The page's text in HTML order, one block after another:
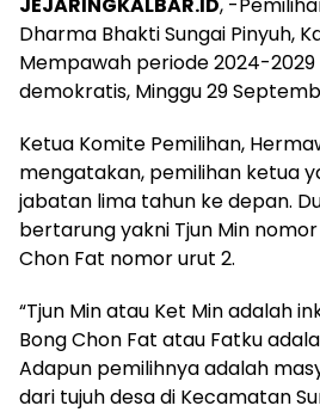
Dharma Bhakti Sungai Pinyuh,
Mempawah periode 2024-
demokratis, Minggu 29
Ketua Komite Pemilihan,
mengatakan, pemilihan ketua
jabatan lima tahun ke depan.
bertarung yakni Tjun Min
Chon Fat nomor urut 2.
“Tjun Min atau Ket Min adalah
Bong Chon Fat atau Fatku
Adapun pemilihnya adalah
dari tujuh desa di Kecamatan